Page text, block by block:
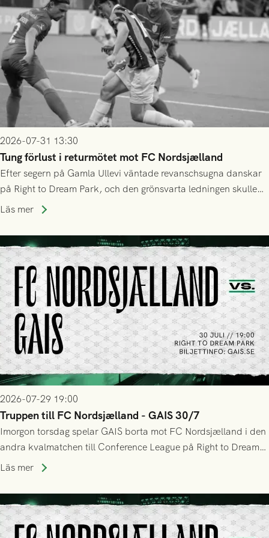
2026-07-31 13:30
Tung förlust i returmötet mot FC Nordsjælland
Efter segern på Gamla Ullevi väntade revanschsugna danskar
på Right to Dream Park, och den grönsvarta ledningen skulle
upphöra efter mindre än kvarten spelad. På lika mark visade
tennissiffror och det grönsvarta europaäventyret tog slut.
Läs mer
2026-07-29 19:00
Truppen till FC Nordsjælland - GAIS 30/7
Imorgon torsdag spelar GAIS borta mot FC Nordsjælland i den
andra kvalmatchen till Conference League på Right to Dream
Park! Fredrik Holmberg och ledarstaben har tagit ut följande
Läs mer